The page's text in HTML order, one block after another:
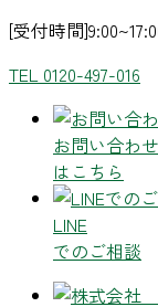
[受付時間
TEL 0120-497-016
お問い合わせ
はこちら
LINE
でのご相談